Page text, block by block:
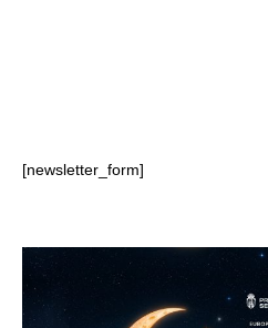
[newsletter_form]